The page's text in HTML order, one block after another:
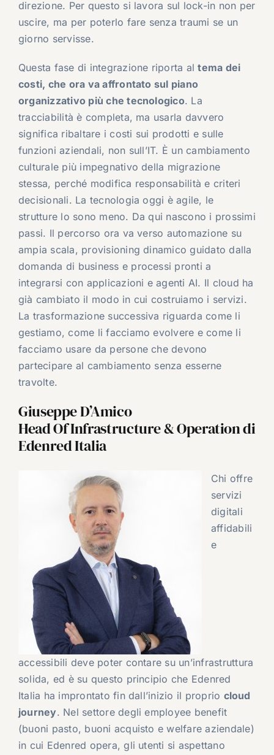
direzione. Per questo si lavora sul lock-in non per
uscire, ma per poterlo fare senza traumi se un
giorno servisse.
Questa fase di integrazione riporta altema dei
costi, che ora va affrontato sul piano
organizzativo più che tecnologico. La
tracciabilità è completa, ma usarla davvero
significa ribaltare i costi sui prodotti e sulle
funzioni aziendali, non sull’IT. È un cambiamento
culturale più impegnativo della migrazione
stessa, perché modifica responsabilità e criteri
decisionali. La tecnologia oggi è agile, le
strutture lo sono meno. Da qui nascono i prossimi
passi. Il percorso ora va verso automazione su
ampia scala, provisioning dinamico guidato dalla
domanda di business e processi pronti a
integrarsi con applicazioni e agenti AI. Il cloud ha
già cambiato il modo in cui costruiamo i servizi.
La trasformazione successiva riguarda come li
gestiamo, come li facciamo evolvere e come li
facciamo usare da persone che devono
partecipare al cambiamento senza esserne
travolte.
Giuseppe D’Amico
Head Of Infrastructure & Operation di
Edenred Italia
Chi offre
servizi
digitali
affidabili
e
accessibili deve poter contare su un’infrastruttura
solida, ed è su questo principio che Edenred
Italia ha improntato fin dall’inizio il proprio cloud
journey. Nel settore degli employee benefit
(buoni pasto, buoni acquisto e welfare aziendale)
in cui Edenred opera, gli utenti si aspettano